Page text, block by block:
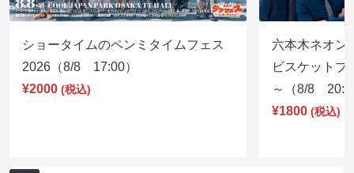
ショータイムのペンミタイムフェス
2026（8/8 17:00）
¥2000 (税込)
六本木ネオン
ビスケットブ
～（8/8
¥1800 (税込)